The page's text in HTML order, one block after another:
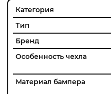
Категория
Тип
Бренд
Особенность чехла
Материал бампера